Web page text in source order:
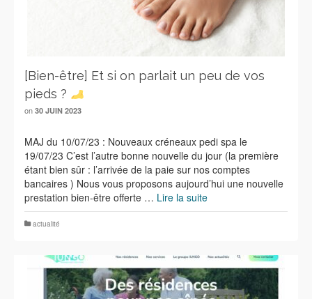
[Bien-être] Et si on parlait un peu de vos
pieds ?
on 30 JUIN 2023
MAJ du 10/07/23 : Nouveaux créneaux pedi spa le
19/07/23 C’est l’autre bonne nouvelle du jour (la première
étant bien sûr : l’arrivée de la paie sur nos comptes
bancaires ) Nous vous proposons aujourd’hui une nouvelle
prestation bien-être offerte … Lire la suite
actualité